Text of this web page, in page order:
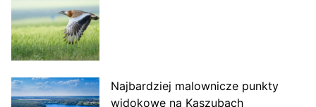
Najbardziej malownicze punkty
widokowe na Kaszubach